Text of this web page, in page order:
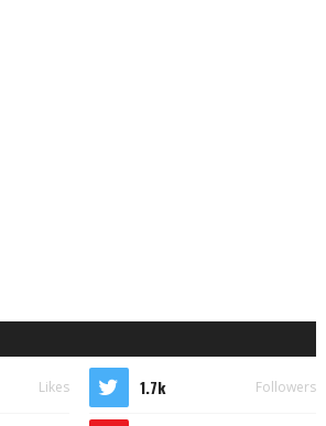
Likes 1.7k Followers